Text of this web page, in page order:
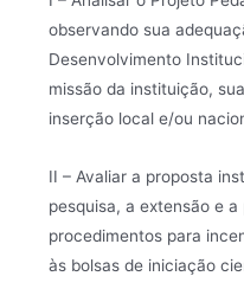
observando sua
Desenvolvimento
missão da instituição,
inserção local e/ou
II – Avaliar a proposta
pesquisa, a extensão e
procedimentos para
às bolsas de iniciação